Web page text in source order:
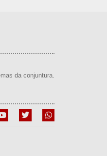
da conjuntura.